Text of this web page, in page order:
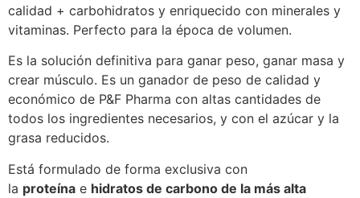
calidad + carbohidratos y enriquecido con minerales y
vitaminas. Perfecto para la época de volumen.
Es la solución definitiva para ganar peso, ganar masa y
crear músculo. Es un ganador de peso de calidad y
económico de P&F Pharma con altas cantidades de
todos los ingredientes necesarios, y con el azúcar y la
grasa reducidos.
Está formulado de forma exclusiva con
la proteína e hidratos de carbono de la más alta